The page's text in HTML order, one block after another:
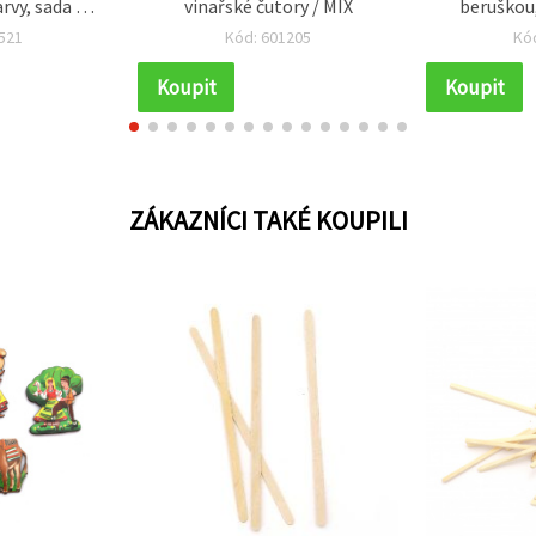
sada 10
pro
vinařské čutory / MIX
Kód: 601205
Koupit
radost,
Koupit
ZÁKAZNÍCI TAKÉ KOUPILI